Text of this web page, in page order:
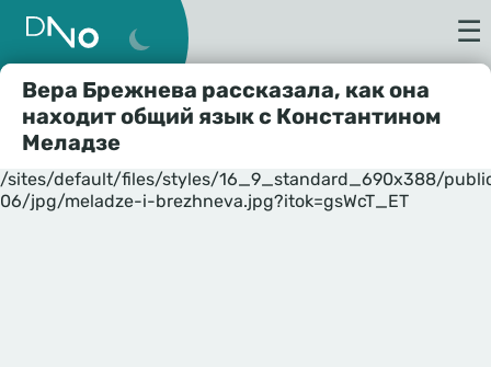
☰
Вера Брежнева рассказала, как она
находит общий язык с Константином
Меладзе
/sites/default/files/styles/16_9_standard_690x388/
06/jpg/meladze-i-brezhneva.jpg?itok=gsWcT_ET